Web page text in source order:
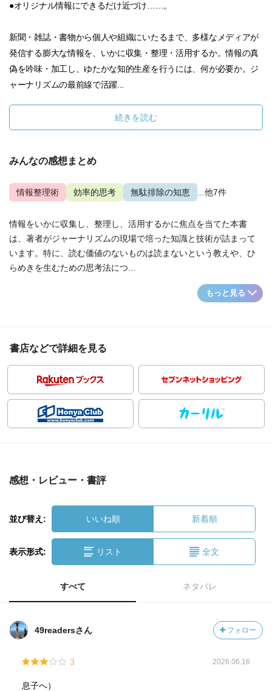
●オリジナル情報にできるだけ近づけ……。
新聞・雑誌・書物から個人や組織にいたるまで、多様なメディアが
発信する膨大な情報を、いかに収集・整理・活用するか。情報の真
偽を吟味・加工し、ゆたかな知的生産を行うには、何が必要か。ジ
ャーナリズムの最前線で活躍...
続きを読む
みんなの感想まとめ
情報整理術 効率的思考 無駄排除の知恵 ...他7件
情報をいかに収集し、整理し、活用するかに焦点を当てた本書
は、著者がジャーナリズムの現場で培った知識と技術が詰まって
います。特に、読む価値のないものは読まないという教えや、ひ
らめきを生むための思考法につ...
もっと見る
書店などで詳細を見る
感想・レビュー・書評
並び替え: いいね順 新着順
表示形式: リスト 全文
すべて ネタバレ
49readersさん フォロー
3 2026.06.16
息子へ）